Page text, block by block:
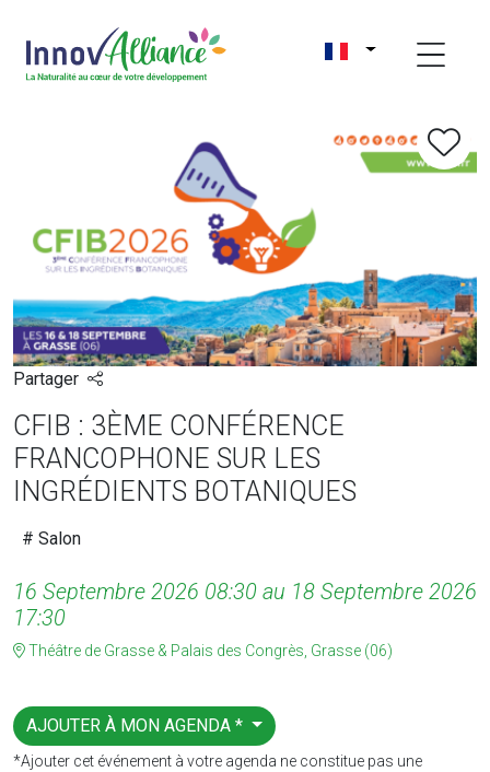
Partager
CFIB : 3ÈME CONFÉRENCE
FRANCOPHONE SUR LES
INGRÉDIENTS BOTANIQUES
# Salon
16 Septembre 2026 08:30 au 18 Septembre 2026
17:30
Théâtre de Grasse & Palais des Congrès, Grasse (06)
AJOUTER À MON AGENDA *
*Ajouter cet événement à votre agenda ne constitue pas une